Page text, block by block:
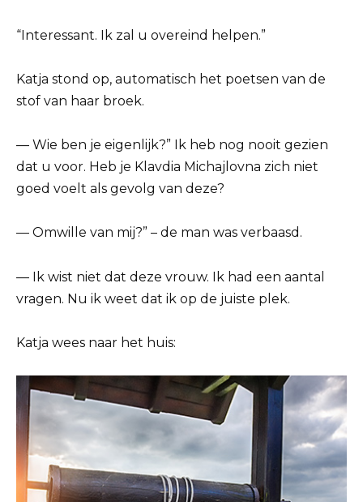
“Interessant. Ik zal u overeind helpen.”
Katja stond op, automatisch het poetsen van de
stof van haar broek.
— Wie ben je eigenlijk?” Ik heb nog nooit gezien
dat u voor. Heb je Klavdia Michajlovna zich niet
goed voelt als gevolg van deze?
— Omwille van mij?” – de man was verbaasd.
— Ik wist niet dat deze vrouw. Ik had een aantal
vragen. Nu ik weet dat ik op de juiste plek.
Katja wees naar het huis: